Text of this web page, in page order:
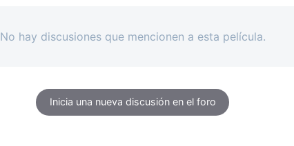
No hay discusiones que mencionen a esta película.
Inicia una nueva discusión en el foro